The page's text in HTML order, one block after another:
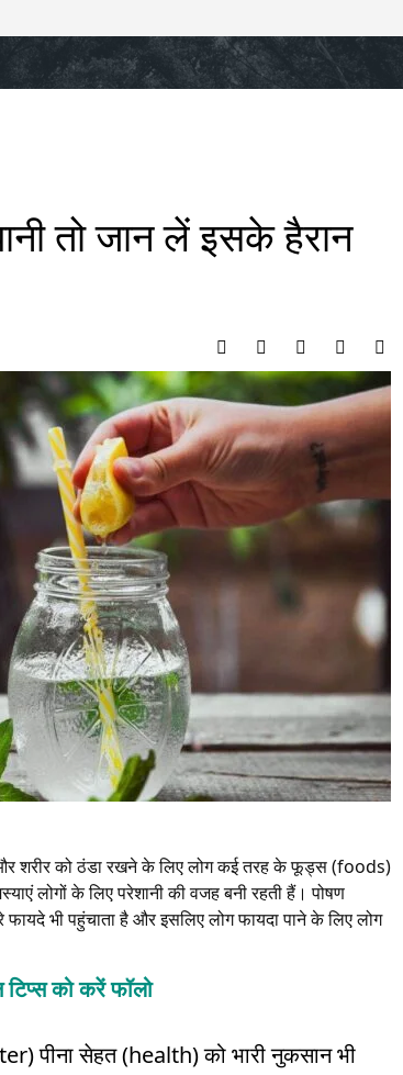
खेल टेक – ऑटो राज्य मनोरंजन लाइफस्टाइल
तो जान लें इसके हैरान
शरीर को ठंडा रखने के लिए लोग कई तरह के फूड्स (foods)
लोगों के लिए परेशानी की वजह बनी रहती हैं। पोषण
भी पहुंचाता है और इसलिए लोग फायदा पाने के लिए लोग
टिप्स को करें फॉलो
पीना सेहत (health) को भारी नुकसान भी